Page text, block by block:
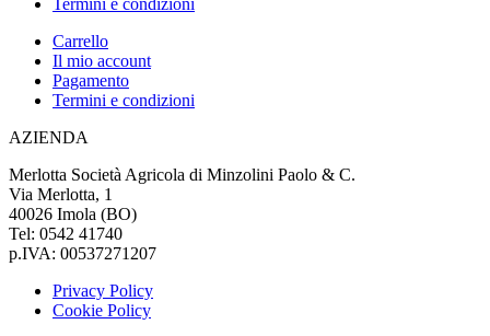
Termini e condizioni
Carrello
Il mio account
Pagamento
Termini e condizioni
AZIENDA
Merlotta Società Agricola di Minzolini Paolo & C.
Via Merlotta, 1
40026 Imola (BO)
Tel: 0542 41740
p.IVA: 00537271207
Privacy Policy
Cookie Policy